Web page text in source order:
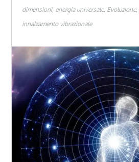
dimensioni energia universale Evoluzione
innalzamento vibrazionale